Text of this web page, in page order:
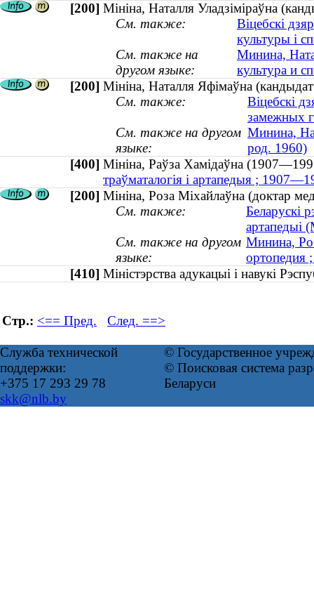
[200] Мініна, Наталля Уладзіміраўна
См. также:
Віцебскі
культуры і
См. также на
другом языке:
Минина,
культура и
[200] Мініна, Наталля Яфімаўна
См. также:
Віцебскі
замежных
См. также на другом
языке:
Минина,
род. 1960)
[400] Мініна, Раўза Хамідаўна
траўматалогія і артапедыя ;
[200] Мініна, Роза Міхайлаўна (доктар
См. также:
Беларускі
артапедыі
См. также на другом
языке:
Минина,
[410] Міністэрства адукацыі і навукі
Стр.: <== Пред. След. ==>
Служба технической
поддержки:
+375 17 293 29 78
skk@nlb.by
© Государственное
© Поисковая система
Беларуси